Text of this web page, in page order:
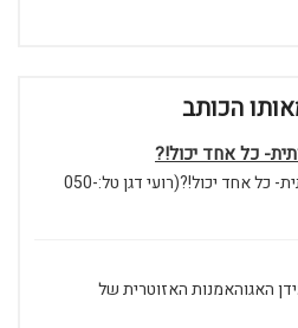
הכותב
כל אחד יכול!?
פיתוח כריזמה אישית ומנהיגותית- כל אחד יכול!?(רועי דגן טל:050-
האגוהאמנות האזוטרית של